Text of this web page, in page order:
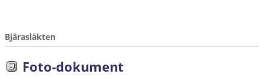
Bjärasläkten
Foto-dokument